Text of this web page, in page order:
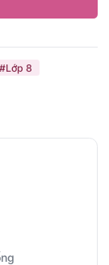
#Lớp 8